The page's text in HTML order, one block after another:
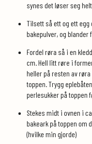
synes det løser seg
Tilsett så ett og ett
bakepulver, og blander
Fordel røra så i en
cm. Hell litt røre i
heller på resten av
toppen. Trygg
perlesukker på toppen
Stekes midt i ovnen i
bakeark på toppen om
(hvilke min gjorde)